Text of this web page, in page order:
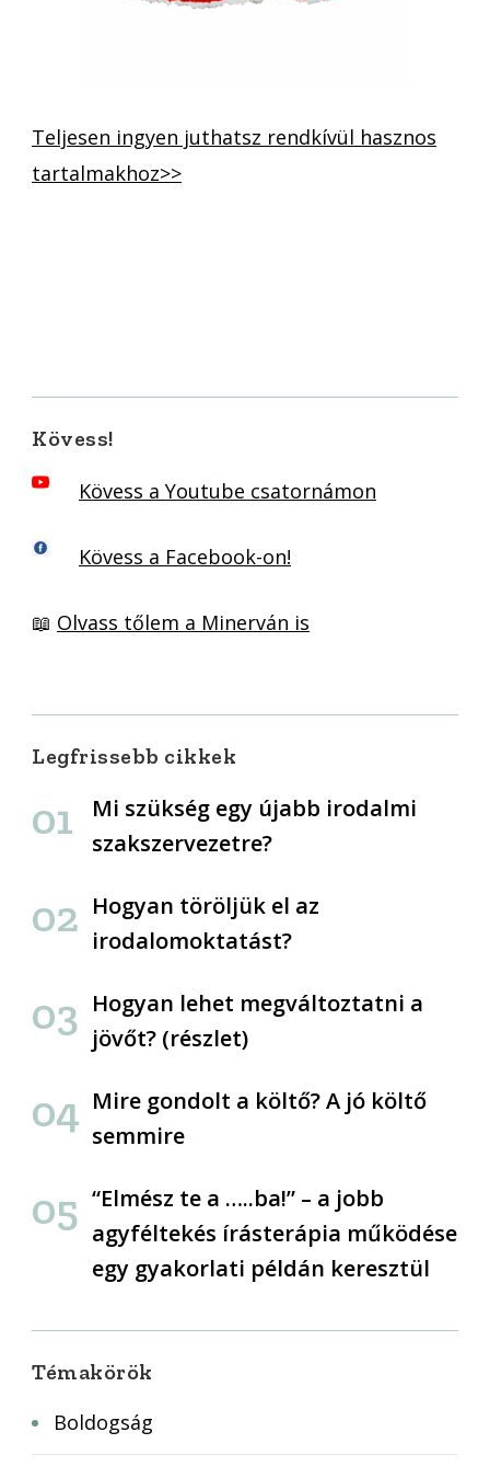
Teljesen ingyen juthatsz rendkívül hasznos
tartalmakhoz>>
Kövess!
Kövess a Youtube csatornámon
Kövess a Facebook-on!
📖 Olvass tőlem a Minerván is
Legfrissebb cikkek
Mi szükség egy újabb irodalmi
szakszervezetre?
Hogyan töröljük el az
irodalomoktatást?
Hogyan lehet megváltoztatni a
jövőt? (részlet)
Mire gondolt a költő? A jó költő
semmire
“Elmész te a …..ba!” – a jobb
agyféltekés írásterápia működése
egy gyakorlati példán keresztül
Témakörök
Boldogság